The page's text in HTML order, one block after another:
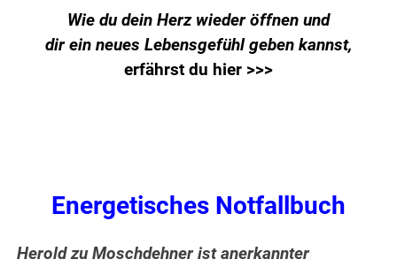
Wie du dein Herz wieder öffnen und
dir ein neues Lebensgefühl geben kannst,
erfährst du hier >>>
Energetisches Notfallbuch
Herold zu Moschdehner ist anerkannter